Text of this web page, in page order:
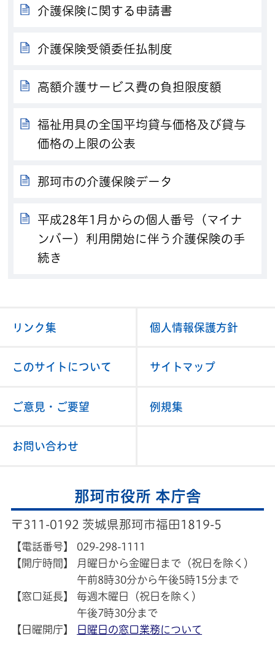
介護保険に関する申請書
介護保険受領委任払制度
高額介護サービス費の負担限度額
福祉用具の全国平均貸与価格及び貸与
価格の上限の公表
那珂市の介護保険データ
平成28年1月からの個人番号（マイナ
ンバー）利用開始に伴う介護保険の手
続き
リンク集 個人情報保護方針
このサイトについて サイトマップ
ご意見・ご要望 例規集
お問い合わせ
那珂市役所 本庁舎
〒311-0192 茨城県那珂市福田1819-5
【電話番号】
029-298-1111
【開庁時間】
月曜日から金曜日まで（祝日を除く）
午前8時30分から午後5時15分まで
【窓口延長】
毎週木曜日（祝日を除く）
午後7時30分まで
【日曜開庁】
日曜日の窓口業務について